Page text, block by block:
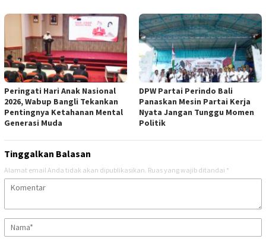
Peringati Hari Anak Nasional
2026, Wabup Bangli Tekankan
Pentingnya Ketahanan Mental
Generasi Muda
DPW Partai Perindo Bali
Panaskan Mesin Partai Kerja
Nyata Jangan Tunggu Momen
Politik
Tinggalkan Balasan
Alamat email Anda tidak akan dipublikasikan. Ruas yang wajib ditandai *